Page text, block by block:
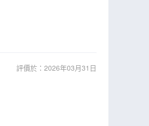
評價於：2026年03月31日